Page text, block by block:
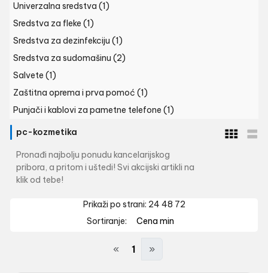
Univerzalna sredstva (1)
Sredstva za fleke (1)
Sredstva za dezinfekciju (1)
Sredstva za sudomašinu (2)
Salvete (1)
Zaštitna oprema i prva pomoć (1)
Punjači i kablovi za pametne telefone (1)
pc-kozmetika
Pronađi najbolju ponudu kancelarijskog
pribora, a pritom i uštedi! Svi akcijski artikli na
klik od tebe!
Prikaži po strani: 24 48 72
Sortiranje:
Cena min
« 1 »